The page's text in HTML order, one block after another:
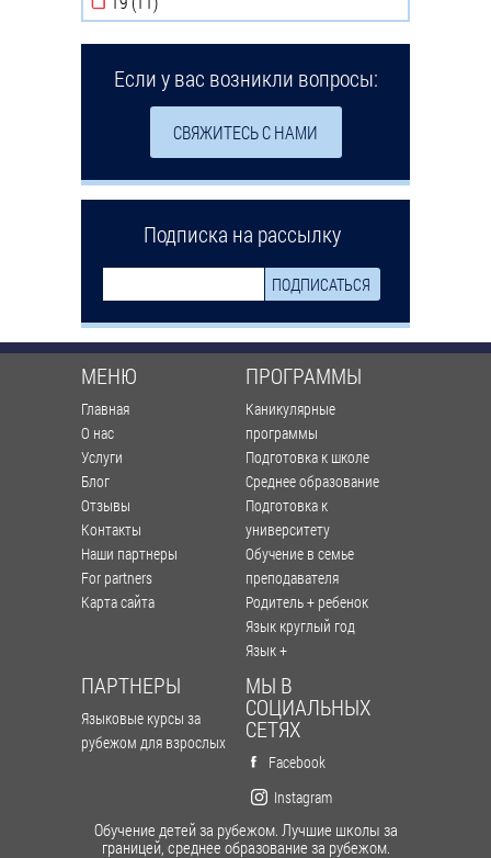
Если у вас возникли вопросы:
СВЯЖИТЕСЬ С НАМИ
Подписка на рассылку
МЕНЮ
Главная
О нас
Услуги
Блог
Отзывы
Контакты
Наши партнеры
For partners
Карта сайта
ПРОГРАММЫ
Каникулярные
программы
Подготовка к школе
Среднее образование
Подготовка к
университету
Обучение в семье
преподавателя
Родитель + ребенок
Язык круглый год
Язык +
ПАРТНЕРЫ
Языковые курсы за
рубежом для взрослых
МЫ В
СОЦИАЛЬНЫХ
СЕТЯХ
Facebook
Instagram
Обучение детей за рубежом. Лучшие школы за
границей, среднее образование за рубежом.